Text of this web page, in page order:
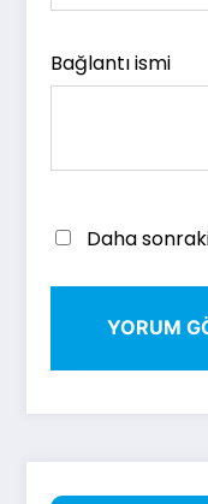
Bağlantı ismi
Daha